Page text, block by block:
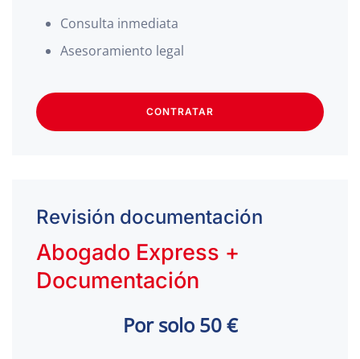
Consulta inmediata
Asesoramiento legal
CONTRATAR
Revisión documentación
Abogado Express +
Documentación
Por solo 50 €